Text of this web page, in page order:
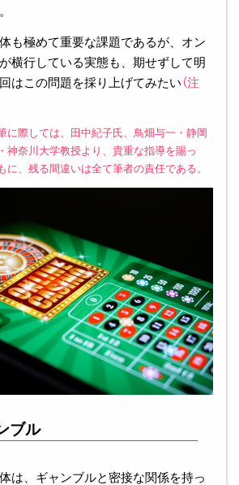
も極めて重要な課題であるが、オン
横行している実態も、期せずして明
はこの問題を採り上げてみたい（注
際しては、田中紀子氏、鳥畑与一・静岡
神奈川大学教授より、貴重な指導を賜っ
に、残る間違いは全て筆者の責任である。
ブル
は、ギャンブルと密接な関係を持っ